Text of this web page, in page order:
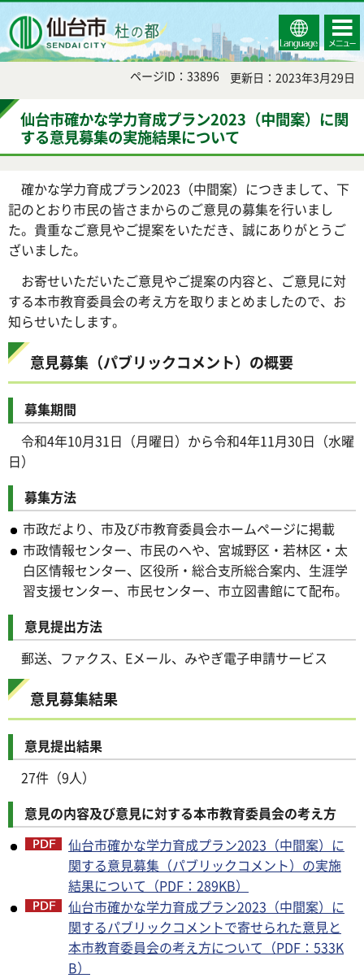
Select
Language
コンテ
ンツメ
ニュー
ページID：33896 更新日：2023年3月29日
仙台市確かな学力育成プラン2023（中間案）に関
する意見募集の実施結果について
確かな学力育成プラン2023（中間案）につきまして、下
記のとおり市民の皆さまからのご意見の募集を行いまし
た。貴重なご意見やご提案をいただき、誠にありがとうご
ざいました。
お寄せいただいたご意見やご提案の内容と、ご意見に対
する本市教育委員会の考え方を取りまとめましたので、お
知らせいたします。
意見募集（パブリックコメント）の概要
募集期間
令和4年10月31日（月曜日）から令和4年11月30日（水曜
日）
募集方法
市政だより、市及び市教育委員会ホームページに掲載
市政情報センター、市民のへや、宮城野区・若林区・太
白区情報センター、区役所・総合支所総合案内、生涯学
習支援センター、市民センター、市立図書館にて配布。
意見提出方法
郵送、ファクス、Eメール、みやぎ電子申請サービス
意見募集結果
意見提出結果
27件（9人）
意見の内容及び意見に対する本市教育委員会の考え方
仙台市確かな学力育成プラン2023（中間案）に
関する意見募集（パブリックコメント）の実施
結果について（PDF：289KB）
仙台市確かな学力育成プラン2023（中間案）に
関するパブリックコメントで寄せられた意見と
本市教育委員会の考え方について（PDF：533K
B）